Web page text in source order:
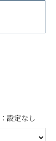
：設定なし